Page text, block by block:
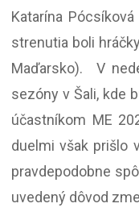
Katarína
strenutia boli
Maďarsko). V
sezóny v Šali, kde
účastníkom ME
duelmi však prišlo
pravdepodobne
uvedený dôvod